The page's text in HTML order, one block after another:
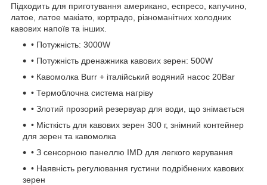
Підходить для приготування американо, еспресо, капучино,
латое, латое макіато, кортрадо, різноманітних холодних
кавових напоїв та інших.
• Потужність: 3000W
• Потужність дренажника кавових зерен: 500W
• Кавомолка Burr + італійський водяний насос 20Bar
• Термоблочна система нагріву
• Злотий прозорий резервуар для води, що знімається
• Місткість для кавових зерен 300 г, знімний контейнер
для зерен та кавомолка
• З сенсорною панеллю IMD для легкого керування
• Наявність регулювання густини подрібнених кавових
зерен